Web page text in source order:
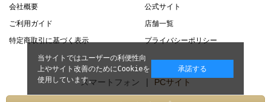
会社概要
公式サイト
ご利用ガイド
店舗一覧
特定商取引に基づく表示
プライバシーポリシー
スマートフォン | PCサイト
当サイトではユーザーの利便性向
上やサイト改善のためにCookieを
使用しています。
承諾する